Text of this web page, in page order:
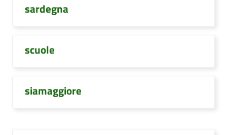
sardegna
scuole
siamaggiore